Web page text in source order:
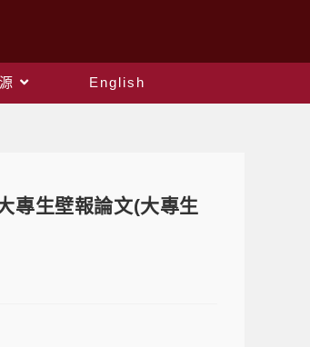
English
專生壁報論文(大專生